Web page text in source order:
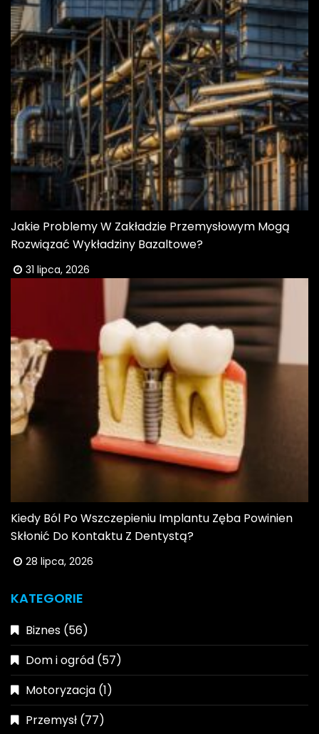
Jakie Problemy W Zakładzie Przemysłowym Mogą
Rozwiązać Wykładziny Bazaltowe?
31 lipca, 2026
Kiedy Ból Po Wszczepieniu Implantu Zęba Powinien
Skłonić Do Kontaktu Z Dentystą?
28 lipca, 2026
KATEGORIE
Biznes (56)
Dom i ogród (57)
Motoryzacja (1)
Przemysł (77)